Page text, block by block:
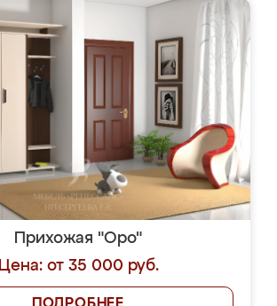
Прихожая "Оро"
Цена: от 35 000 руб.